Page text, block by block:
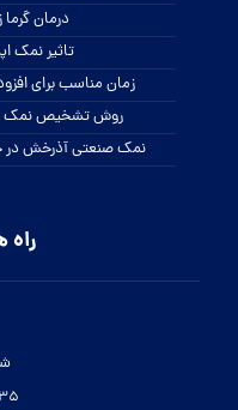
درمان
تاثیر نمک
زمان مناسب برای
روش تشخیص نمک
نمک صنعتی آذرخش در
راه